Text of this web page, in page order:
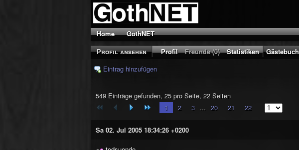
Home GothNET
Profil ansehen
Profil Freunde (0) Statistiken
Eintrag hinzufügen
549 Einträge gefunden, 25 pro Seite, 22 Seiten
1
2 3 ... 20 21 22
Sa 02. Jul 2005 18:34:26 +0200